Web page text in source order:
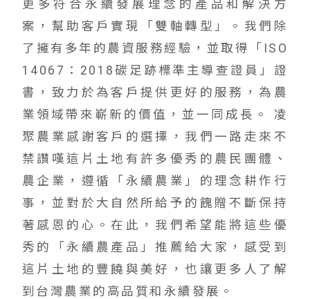
更多符合永續發展理念的產品和解決方
案，幫助客戶實現「雙軸轉型」。我們除
了擁有多年的農資服務經驗，並取得「ISO
14067：2018碳足跡標準主導查證員」證
書，致力於為客戶提供更好的服務，為農
業領域帶來嶄新的價值，並一同成長。 凌
聚農業感謝客戶的選擇，我們一路走來不
禁讚嘆這片土地有許多優秀的農民團體、
農企業，遵循「永續農業」的理念耕作行
事，並對於大自然所給予的餽贈不斷保持
著感恩的心。在此，我們希望能將這些優
秀的「永續農產品」推薦給大家，感受到
這片土地的豐饒與美好，也讓更多人了解
到台灣農業的高品質和永續發展。